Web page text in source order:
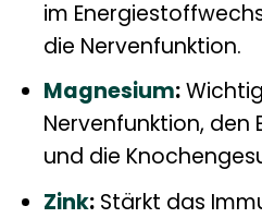
im
die Nervenfunktion.
Magnesium:
Nervenfunktion, den
und die
Zink:Stärkt das